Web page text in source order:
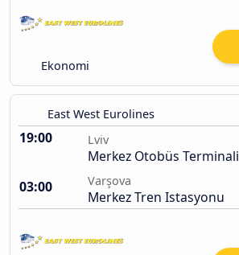
Ekonomi
East West Eurolines
19:00 Lviv
Merkez Otobüs Terminali
03:00
Varşova
Merkez Tren Istasyonu